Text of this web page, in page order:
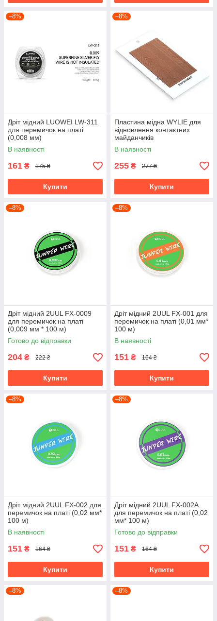
–8%
Дріт мідний LUOWEI LW-311
для перемичок на платі
(0,008 мм)
В наявності
161 ₴ 175 ₴
Купити
–8%
Пластина мідна WYLIE для
відновлення контактних
майданчиків
В наявності
255 ₴ 277 ₴
Купити
–8%
Дріт мідний 2UUL FX-0009
для перемичок на платі
(0,009 мм * 100 м)
Готово до відправки
204 ₴ 222 ₴
Купити
–8%
Дріт мідний 2UUL FX-001 для
перемичок на платі (0,01 мм*
100 м)
В наявності
151 ₴ 164 ₴
Купити
–8%
Дріт мідний 2UUL FX-002 для
перемичок на платі (0,02 мм*
100 м)
В наявності
151 ₴ 164 ₴
Купити
–8%
Дріт мідний 2UUL FX-002A
для перемичок на платі (0,02
мм* 100 м)
Готово до відправки
151 ₴ 164 ₴
Купити
–8% –8%